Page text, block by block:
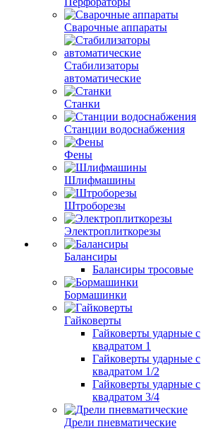
Сварочные аппараты
Стабилизаторы
автоматические
Станки
Станции водоснабжения
Фены
Шлифмашины
Штроборезы
Электроплиткорезы
Балансиры
Балансиры тросовые
Бормашинки
Гайковерты
Гайковерты ударные с
квадратом 1
Гайковерты ударные с
квадратом 1/2
Гайковерты ударные с
квадратом 3/4
Дрели пневматические